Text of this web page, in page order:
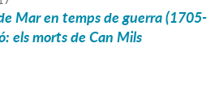
Mar en temps de guerra (1705-
els morts de Can Mils